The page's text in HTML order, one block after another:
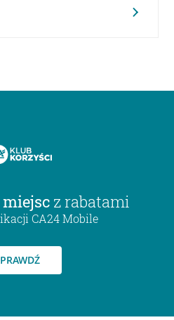
miejsc z rabatami
CA24 Mobile